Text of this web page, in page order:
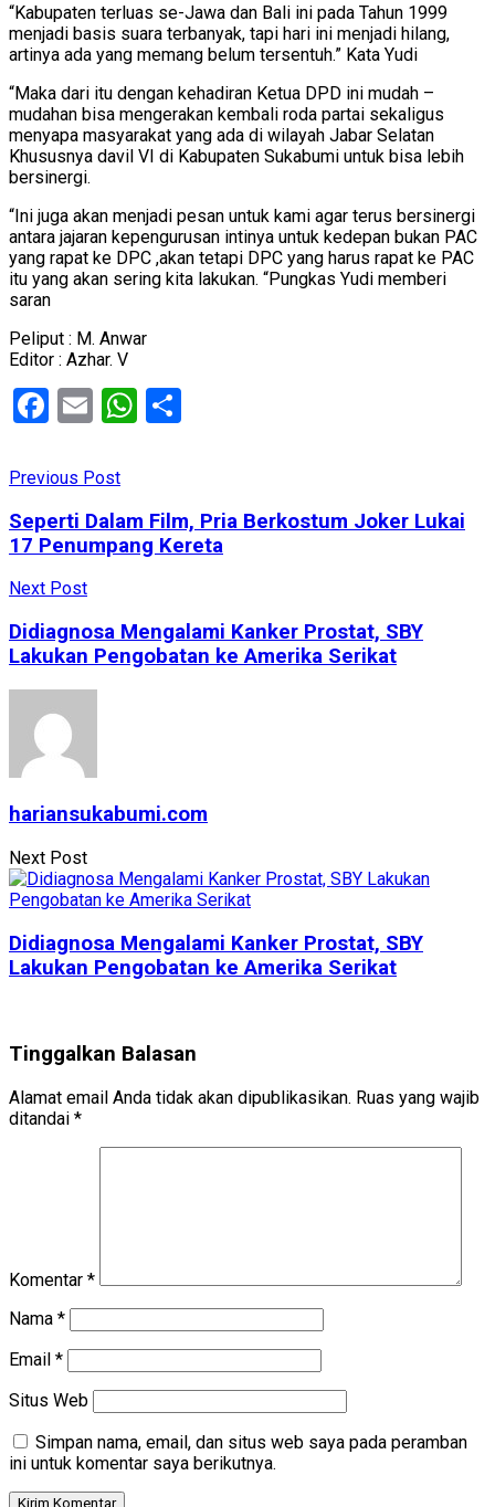
“Kabupaten terluas se-Jawa dan Bali ini pada Tahun 1999
menjadi basis suara terbanyak, tapi hari ini menjadi hilang,
artinya ada yang memang belum tersentuh.” Kata Yudi
“Maka dari itu dengan kehadiran Ketua DPD ini mudah –
mudahan bisa mengerakan kembali roda partai sekaligus
menyapa masyarakat yang ada di wilayah Jabar Selatan
Khususnya davil VI di Kabupaten Sukabumi untuk bisa lebih
bersinergi.
“Ini juga akan menjadi pesan untuk kami agar terus bersinergi
antara jajaran kepengurusan intinya untuk kedepan bukan PAC
yang rapat ke DPC ,akan tetapi DPC yang harus rapat ke PAC
itu yang akan sering kita lakukan. “Pungkas Yudi memberi
saran
Peliput : M. Anwar
Editor : Azhar. V
Facebook
EmailWhatsApp
Previous Post
Seperti Dalam Film, Pria Berkostum Joker Lukai
17 Penumpang Kereta
Next Post
Didiagnosa Mengalami Kanker Prostat, SBY
Lakukan Pengobatan ke Amerika Serikat
hariansukabumi.com
Next Post
Didiagnosa Mengalami Kanker Prostat, SBY
Lakukan Pengobatan ke Amerika Serikat
Tinggalkan Balasan
Alamat email Anda tidak akan dipublikasikan. Ruas yang wajib
ditandai *
Komentar *
Nama *
Email *
Situs Web
Simpan nama, email, dan situs web saya pada peramban
ini untuk komentar saya berikutnya.